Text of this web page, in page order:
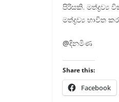
පිරි­සකි. මත්ද්‍රව්‍ය
මත්ද්‍රව්‍ය භාවිත
@දිනමිණ
Share this:
Facebook